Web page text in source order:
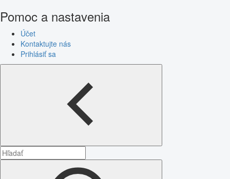
Pomoc a nastavenia
Účet
Kontaktujte nás
Prihlásiť sa